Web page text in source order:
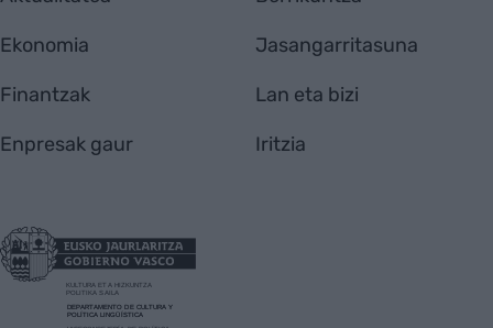
Ekonomia
Finantzak
Enpresak gaur
Jasangarritasuna
Lan eta bizi
Iritzia